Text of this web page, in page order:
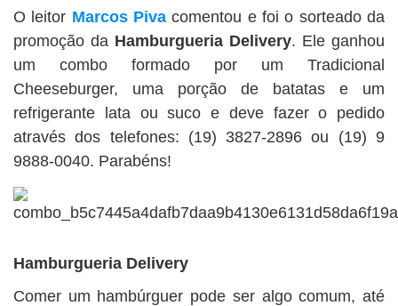
O leitor Marcos Piva comentou e foi o sorteado da
promoção da Hamburgueria Delivery. Ele ganhou
um combo formado por um Tradicional
Cheeseburger, uma porção de batatas e um
refrigerante lata ou suco e deve fazer o pedido
através dos telefones: (19) 3827-2896 ou (19) 9
9888-0040. Parabéns!
Hamburgueria Delivery
Comer um hambúrguer pode ser algo comum, até